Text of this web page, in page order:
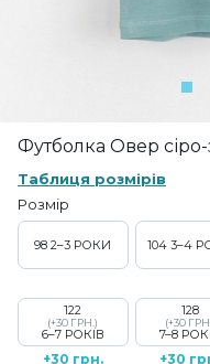
Футболка Овер
Таблиця розмірів
Розмір
98 2–3 РОКИ 104 3–4
122
(+30 ГРН.)
6–7 РОКІВ
+30 грн.
128
(+30
7–8
+30